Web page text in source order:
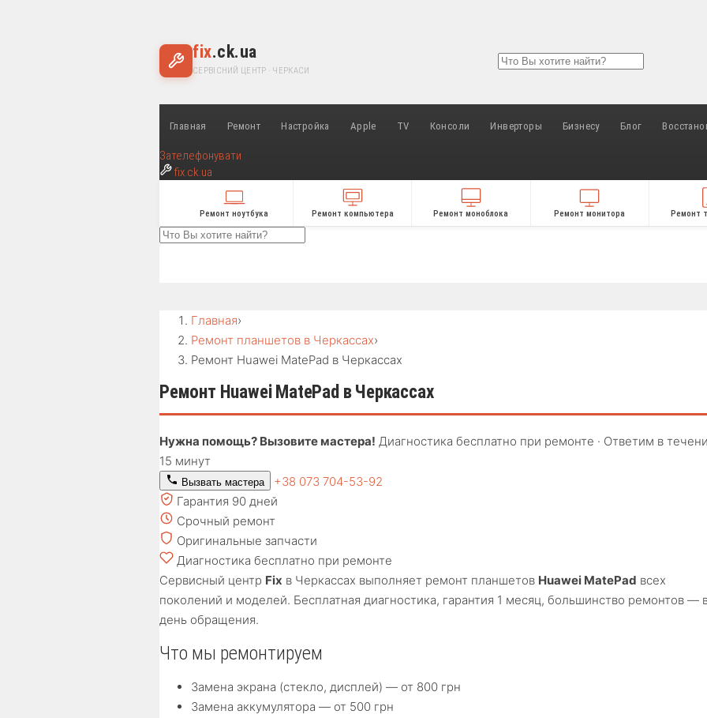
fix.ck.ua
СЕРВІСНИЙ ЦЕНТР · ЧЕРКАСИ
Главная Ремонт Настройка Apple TV Консоли Инверторы Бизнесу Блог
Зателефонувати
fix.ck.ua
Ремонт ноутбука Ремонт компьютера Ремонт моноблока Ремонт монитора Ремонт
Главная›
Ремонт планшетов в Черкассах›
Ремонт Huawei MatePad в Черкассах
Ремонт Huawei MatePad в Черкассах
Нужна помощь? Вызовите мастера! Диагностика бесплатно при ремонте · Ответим в
15 минут
Вызвать мастера
+38 073 704-53-92
Гарантия 90 дней
Срочный ремонт
Оригинальные запчасти
Диагностика бесплатно при ремонте
Сервисный центр Fix в Черкассах выполняет ремонт планшетов Huawei MatePad всех
поколений и моделей. Бесплатная диагностика, гарантия 1 месяц, большинство ремонтов —
день обращения.
Что мы ремонтируем
Замена экрана (стекло, дисплей) — от 800 грн
Замена аккумулятора — от 500 грн